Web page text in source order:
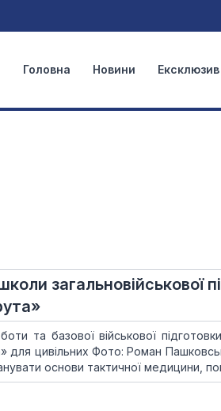
Головна Новини Ексклюзив
загальновійськової
та базової військової
для цивільних Фото: Роман
основи тактичної медицини,